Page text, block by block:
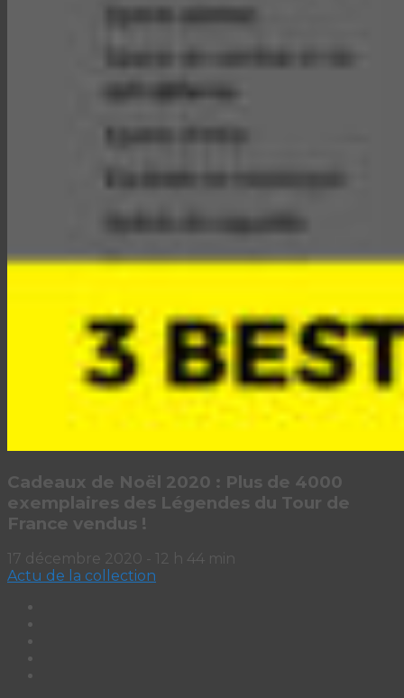
Cadeaux de Noël 2020 : Plus de 4000
exemplaires des Légendes du Tour de
France vendus !
17 décembre 2020 - 12 h 44 min
Actu de la collection